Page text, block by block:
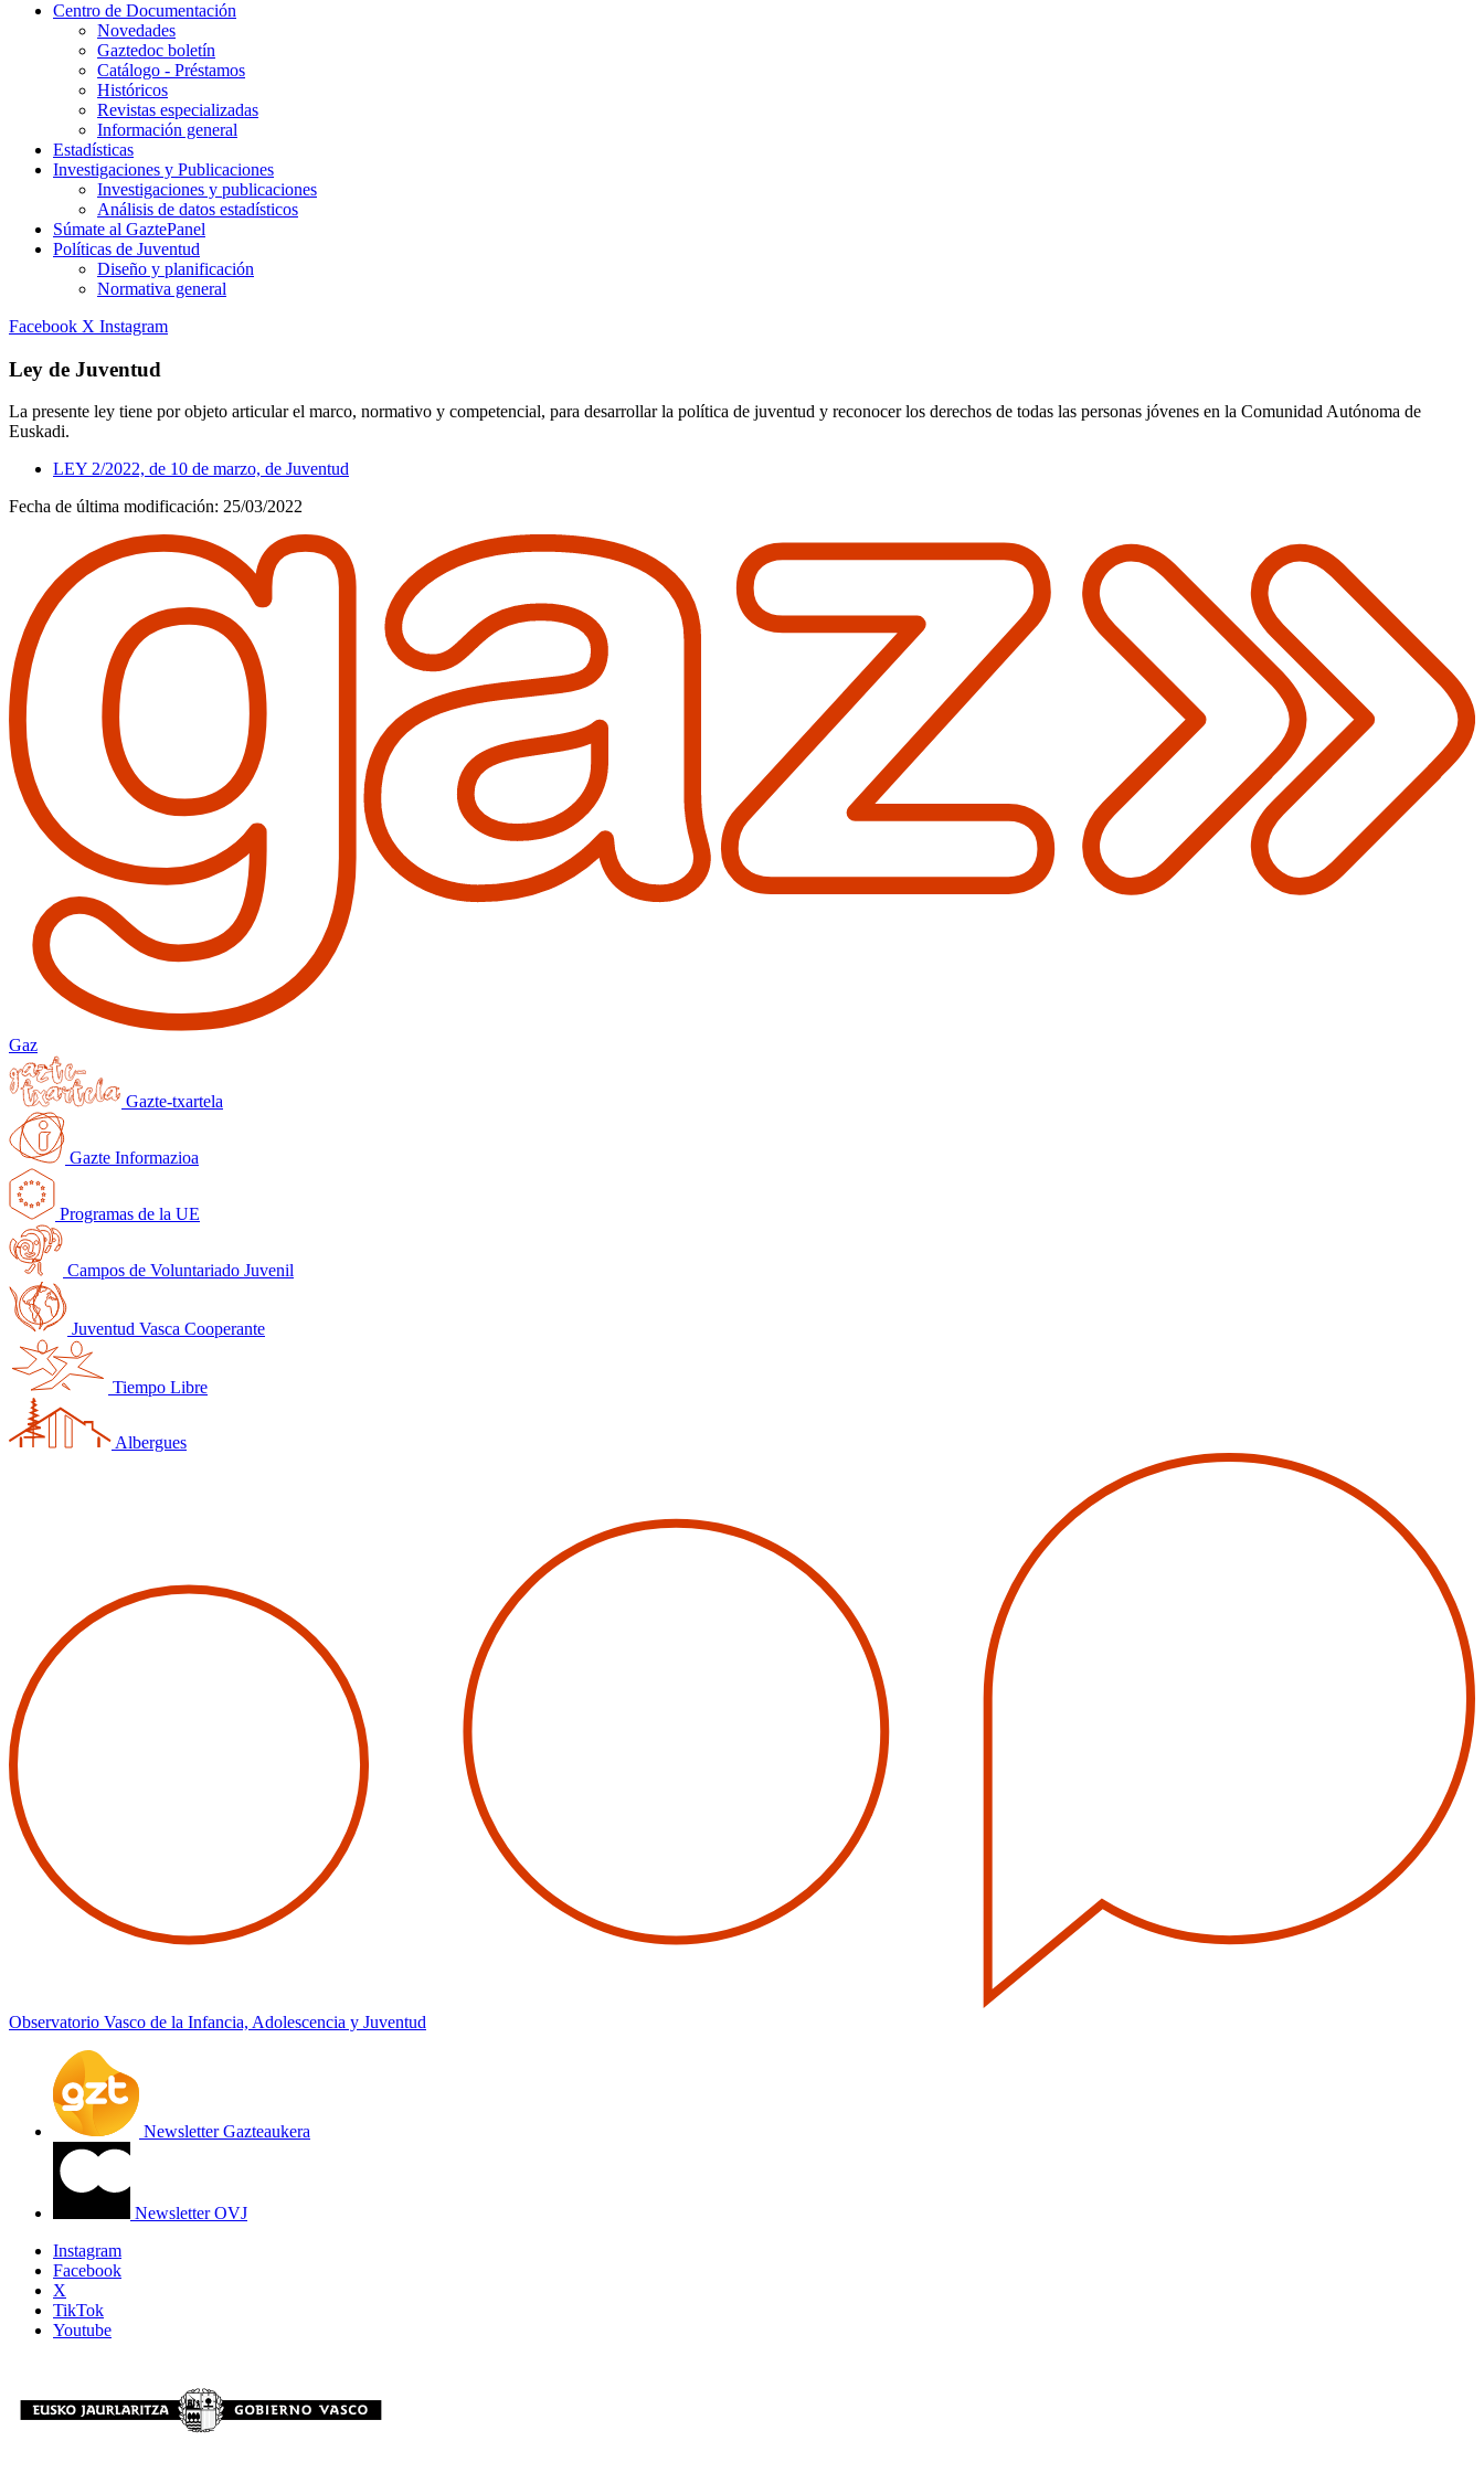
Centro de Documentación
Novedades
Gaztedoc boletín
Catálogo - Préstamos
Históricos
Revistas especializadas
Información general
Estadísticas
Investigaciones y Publicaciones
Investigaciones y publicaciones
Análisis de datos estadísticos
Súmate al GaztePanel
Políticas de Juventud
Diseño y planificación
Normativa general
Facebook X Instagram
Ley de Juventud
La presente ley tiene por objeto articular el marco, normativo y competencial, para desarrollar la política de juventud y reconocer los derechos de todas las personas jóvenes en la Comunidad Autónoma de
Euskadi.
LEY 2/2022, de 10 de marzo, de Juventud
Fecha de última modificación: 25/03/2022
Gaz
Gazte-txartela
Gazte Informazioa
Programas de la UE
Campos de Voluntariado Juvenil
Juventud Vasca Cooperante
Tiempo Libre
Albergues
Observatorio Vasco de la Infancia, Adolescencia y Juventud
Newsletter Gazteaukera
Newsletter OVJ
Instagram
Facebook
X
TikTok
Youtube